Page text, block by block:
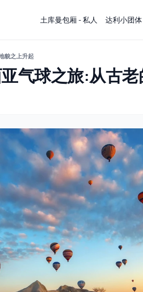
土库曼包厢 - 私人 达利小团
貌之上升起
气球之旅:从古